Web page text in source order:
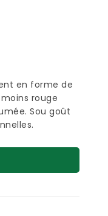
en forme de
rouge
Sou goût